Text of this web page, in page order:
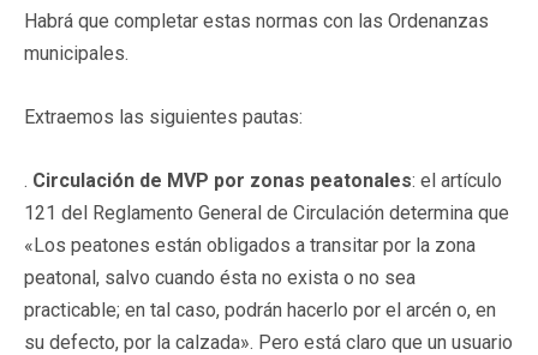
Habrá que completar estas normas con las Ordenanzas
municipales.
Extraemos las siguientes pautas:
. Circulación de MVP por zonas peatonales: el artículo
121 del Reglamento General de Circulación determina que
«Los peatones están obligados a transitar por la zona
peatonal, salvo cuando ésta no exista o no sea
practicable; en tal caso, podrán hacerlo por el arcén o, en
su defecto, por la calzada». Pero está claro que un usuario